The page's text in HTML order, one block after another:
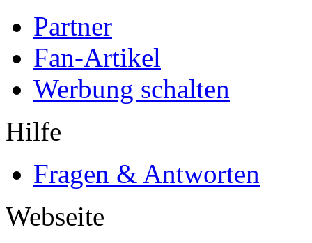
Partner
Fan-Artikel
Werbung schalten
Hilfe
Fragen & Antworten
Webseite